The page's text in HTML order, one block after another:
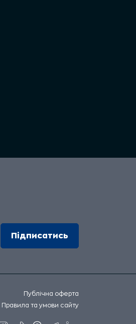
Публічна оферта
Правила та умови сайту